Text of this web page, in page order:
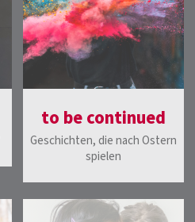
to be continued
Geschichten, die nach Ostern
spielen